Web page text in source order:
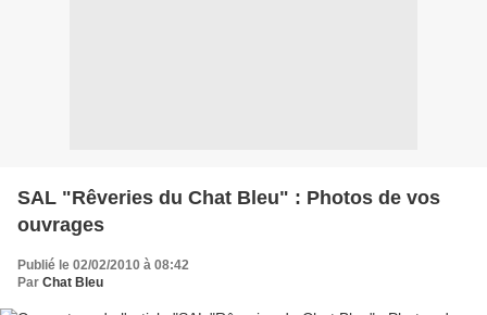
SAL "Rêveries du Chat Bleu" : Photos de vos
ouvrages
Publié le 02/02/2010 à 08:42
Par Chat Bleu